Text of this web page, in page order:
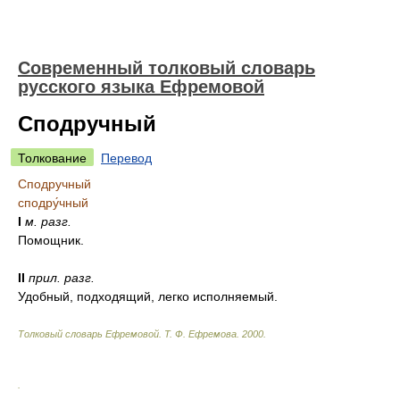
Современный толковый словарь
русского языка Ефремовой
Сподручный
Толкование
Перевод
Сподручный
сподру́чный
I м. разг.
Помощник.
II прил. разг.
Удобный, подходящий, легко исполняемый.
Толковый словарь Ефремовой Т. Ф. Ефремова. 2000